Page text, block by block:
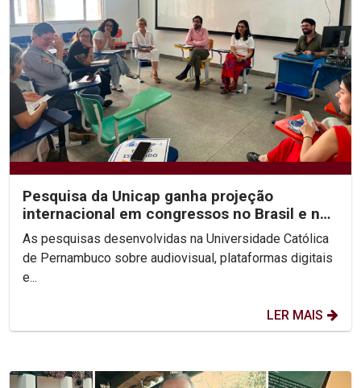
Pesquisa da Unicap ganha projeção
internacional em congressos no Brasil e no
México
As pesquisas desenvolvidas na Universidade Católica
de Pernambuco sobre audiovisual, plataformas digitais
e...
LER MAIS